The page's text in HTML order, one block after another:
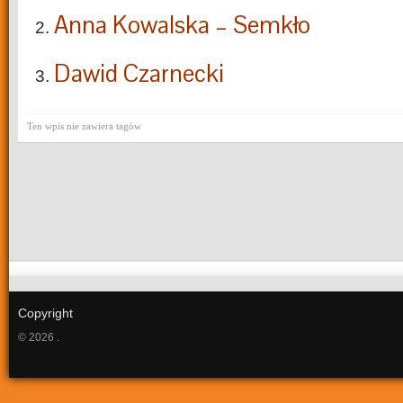
Anna Kowalska – Semkło
Dawid Czarnecki
Ten wpis nie zawiera tagów
Copyright
© 2026 .